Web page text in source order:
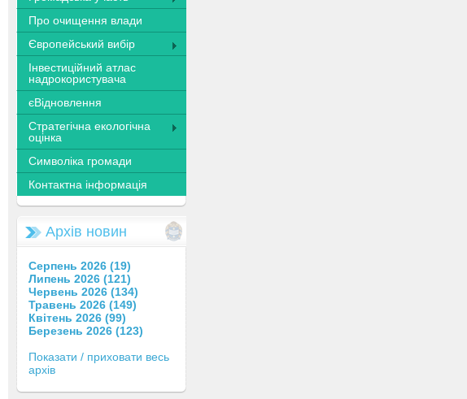
Про очищення влади
Європейський вибір
Інвестиційний атлас
надрокористувача
єВідновлення
Стратегічна екологічна
оцінка
Символіка громади
Контактна інформація
Архів новин
Серпень 2026 (19)
Липень 2026 (121)
Червень 2026 (134)
Травень 2026 (149)
Квітень 2026 (99)
Березень 2026 (123)
Показати / приховати весь
архів